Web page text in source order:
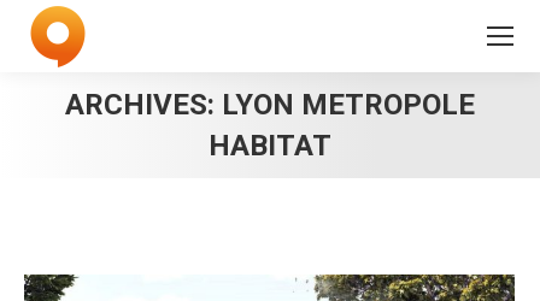
ARCHIVES: LYON METROPOLE
HABITAT